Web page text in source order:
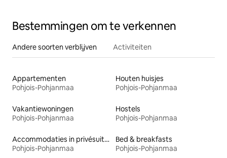
Bestemmingen om te verkennen
Andere soorten verblijven Activiteiten
Appartementen
Pohjois-Pohjanmaa
Houten huisjes
Pohjois-Pohjanmaa
Vakantiewoningen
Pohjois-Pohjanmaa
Hostels
Pohjois-Pohjanmaa
Accommodaties in privésuites
Pohjois-Pohjanmaa
Bed & breakfasts
Pohjois-Pohjanmaa